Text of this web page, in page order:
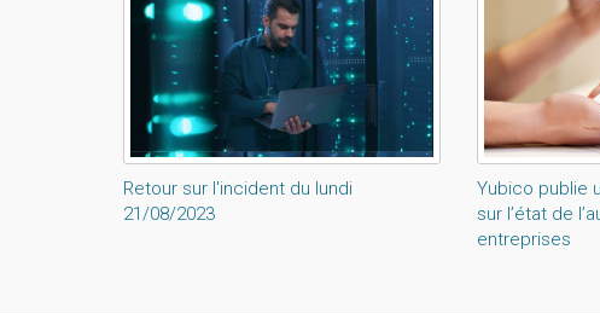
Retour sur l'incident du lundi
21/08/2023
Yubico publie
sur l’état de
entreprises